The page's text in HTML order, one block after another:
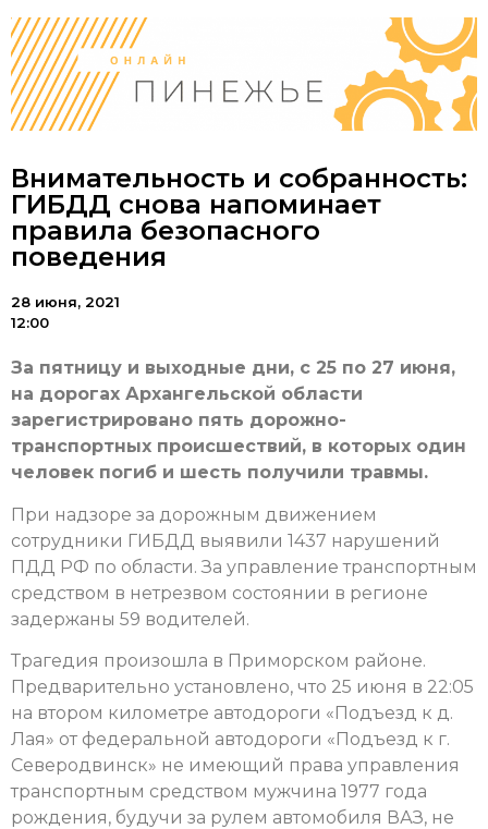
Внимательность и собранность:
ГИБДД снова напоминает
правила безопасного
поведения
28 июня, 2021
12:00
За пятницу и выходные дни, с 25 по 27 июня,
на дорогах Архангельской области
зарегистрировано пять дорожно-
транспортных происшествий, в которых один
человек погиб и шесть получили травмы.
При надзоре за дорожным движением
сотрудники ГИБДД выявили 1437 нарушений
ПДД РФ по области. За управление транспортным
средством в нетрезвом состоянии в регионе
задержаны 59 водителей.
Трагедия произошла в Приморском районе.
Предварительно установлено, что 25 июня в 22:05
на втором километре автодороги «Подъезд к д.
Лая» от федеральной автодороги «Подъезд к г.
Северодвинск» не имеющий права управления
транспортным средством мужчина 1977 года
рождения, будучи за рулем автомобиля ВАЗ, не